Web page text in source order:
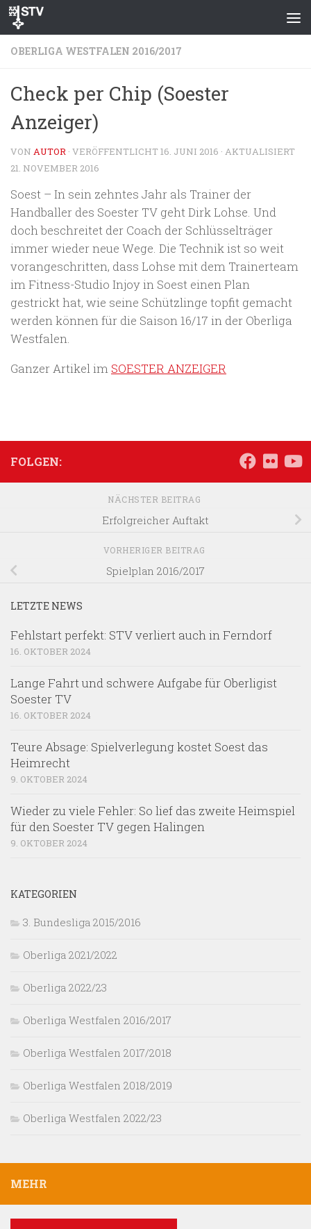
Zum Inhalt springen
OBERLIGA WESTFALEN 2016/2017
Check per Chip (Soester
Anzeiger)
VON AUTOR · VERÖFFENTLICHT16. JUNI 2016 · AKTUALISIERT
21. NOVEMBER 2016
Soest – In sein zehntes Jahr als Trainer der
Handballer des Soester TV geht Dirk Lohse. Und
doch beschreitet der Coach der Schlüsselträger
immer wieder neue Wege. Die Technik ist so weit
vorangeschritten, dass Lohse mit dem Trainerteam
im Fitness-Studio Injoy in Soest einen Plan
gestrickt hat, wie seine Schützlinge topfit gemacht
werden können für die Saison 16/17 in der Oberliga
Westfalen.
Ganzer Artikel im SOESTER ANZEIGER
FOLGEN:
NÄCHSTER BEITRAG
Erfolgreicher Auftakt
VORHERIGER BEITRAG
Spielplan 2016/2017
LETZTE NEWS
Fehlstart perfekt: STV verliert auch in Ferndorf
16. OKTOBER 2024
Lange Fahrt und schwere Aufgabe für Oberligist
Soester TV
16. OKTOBER 2024
Teure Absage: Spielverlegung kostet Soest das
Heimrecht
9. OKTOBER 2024
Wieder zu viele Fehler: So lief das zweite Heimspiel
für den Soester TV gegen Halingen
9. OKTOBER 2024
KATEGORIEN
3. Bundesliga 2015/2016
Oberliga 2021/2022
Oberliga 2022/23
Oberliga Westfalen 2016/2017
Oberliga Westfalen 2017/2018
Oberliga Westfalen 2018/2019
Oberliga Westfalen 2022/23
MEHR